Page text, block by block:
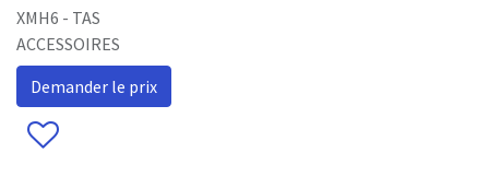
XMH6 - TAS
ACCESSOIRES
Demander le prix